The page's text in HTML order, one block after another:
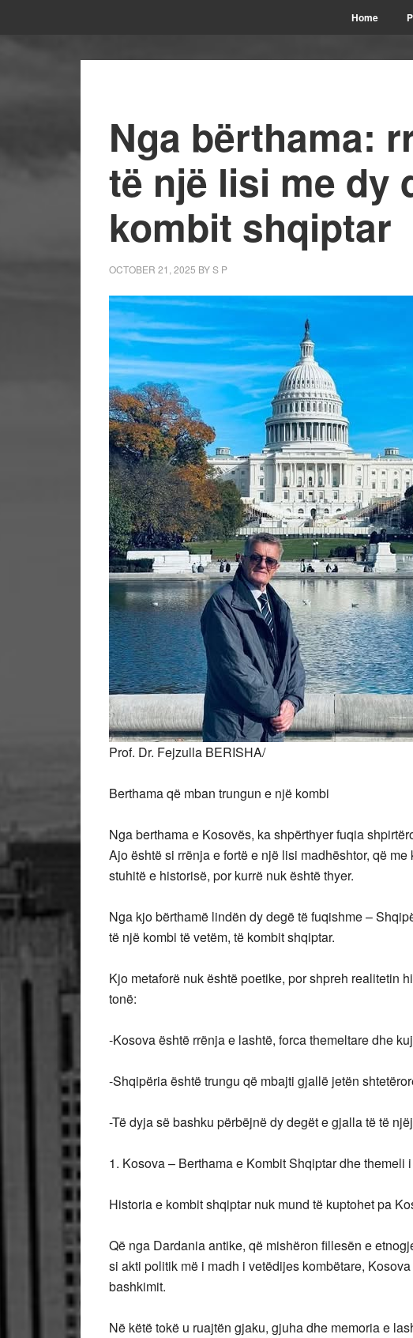
Home
Nga bërthama:
të një lisi me dy
kombit shqiptar
OCTOBER 21, 2025 BYS P
Prof. Dr. Fejzulla BERISHA/
Berthama që mban trungun e një kombi
Nga berthama e Kosovës, ka shpërthyer fuqia
Ajo është si rrënja e fortë e një lisi madhështor, që
stuhitë e historisë, por kurrë nuk është thyer.
Nga kjo bërthamë lindën dy degë të fuqishme –
të një kombi të vetëm, të kombit shqiptar.
Kjo metaforë nuk është poetike, por shpreh realitetin
tonë:
-Kosova është rrënja e lashtë, forca themeltare dhe
-Shqipëria është trungu që mbajti gjallë jetën
-Të dyja së bashku përbëjnë dy degët e gjalla të të
1. Kosova – Berthama e Kombit Shqiptar dhe themeli
Historia e kombit shqiptar nuk mund të kuptohet pa
Që nga Dardania antike, që mishëron fillesën e
si akti politik më i madh i vetëdijes kombëtare,
bashkimit.
Në këtë tokë u ruajtën gjaku, gjuha dhe memoria e